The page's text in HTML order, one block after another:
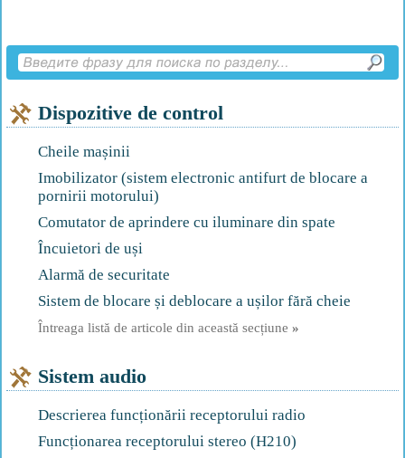
Dispozitive de control
Cheile mașinii
Imobilizator (sistem electronic antifurt de blocare a
pornirii motorului)
Comutator de aprindere cu iluminare din spate
Încuietori de uși
Alarmă de securitate
Sistem de blocare și deblocare a ușilor fără cheie
Întreaga listă de articole din această secțiune »
Sistem audio
Descrierea funcționării receptorului radio
Funcționarea receptorului stereo (H210)